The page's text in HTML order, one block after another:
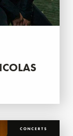
CONCERTS